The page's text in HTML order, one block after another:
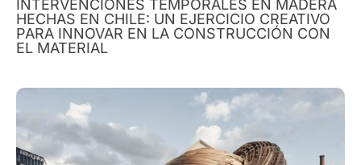
INTERVENCIONES TEMPORALES EN MADERA
HECHAS EN CHILE: UN EJERCICIO CREATIVO
PARA INNOVAR EN LA CONSTRUCCIÓN CON
EL MATERIAL